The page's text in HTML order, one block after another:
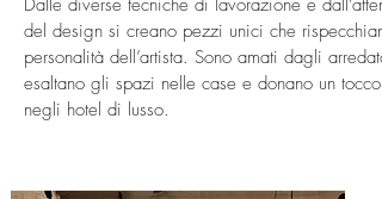
Dalle diverse tecniche di lavorazione e
del design si creano pezzi unici che
personalità dell’artista. Sono amati dagli
esaltano gli spazi nelle case e donano un tocco
negli hotel di lusso.